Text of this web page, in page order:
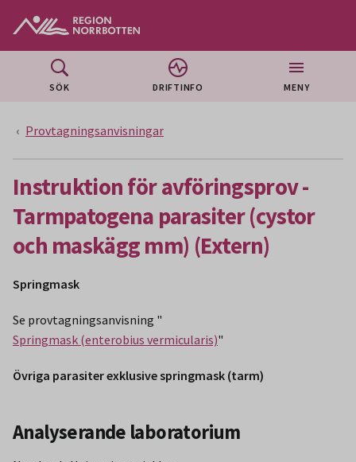
SÖK DRIFTINFO MENY
Provtagningsanvisningar
Instruktion för avföringsprov -
Tarmpatogena parasiter (cystor
och maskägg mm) (Extern)
Springmask
Se provtagningsanvisning "
Springmask (enterobius vermicularis)"
Övriga parasiter exklusive springmask (tarm)
Analyserande laboratorium